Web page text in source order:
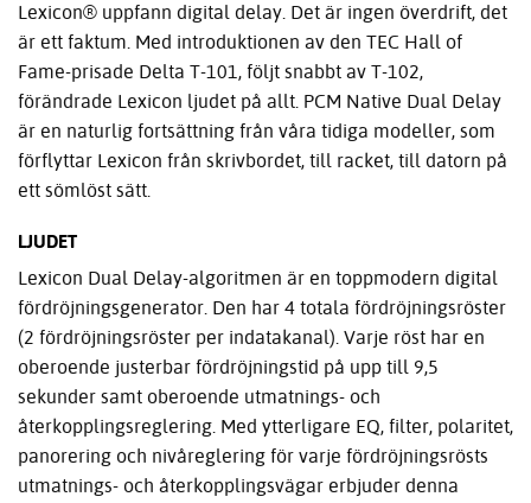
Lexicon® uppfann digital delay. Det är ingen överdrift, det
är ett faktum. Med introduktionen av den TEC Hall of
Fame-prisade Delta T-101, följt snabbt av T-102,
förändrade Lexicon ljudet på allt. PCM Native Dual Delay
är en naturlig fortsättning från våra tidiga modeller, som
förflyttar Lexicon från skrivbordet, till racket, till datorn på
ett sömlöst sätt.
LJUDET
Lexicon Dual Delay-algoritmen är en toppmodern digital
fördröjningsgenerator. Den har 4 totala fördröjningsröster
(2 fördröjningsröster per indatakanal). Varje röst har en
oberoende justerbar fördröjningstid på upp till 9,5
sekunder samt oberoende utmatnings- och
återkopplingsreglering. Med ytterligare EQ, filter, polaritet,
panorering och nivåreglering för varje fördröjningsrösts
utmatnings- och återkopplingsvägar erbjuder denna